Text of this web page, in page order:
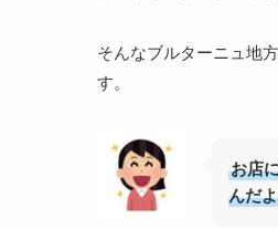
そんなブルターニュ地
す。
お店
んだ